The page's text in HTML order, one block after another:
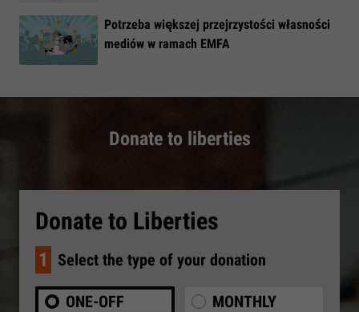
​Potrzeba większej przejrzystości własności
mediów w ramach EMFA
Donate to liberties
Donate to Liberties
1 Select the type of your donation
ONE-OFF MONTHLY